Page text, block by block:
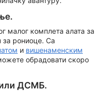
малог комплета алата за
рониоце. Са
и вишенаменским
обрадовати скоро
или ДСМБ.